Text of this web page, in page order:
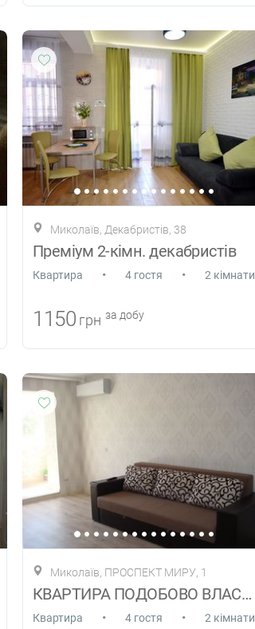
Миколаїв, Декабристів, 38
Преміум 2-кімн. декабристів
Квартира • 4 гостя • 2 кімнати
1150 грн за добу
Миколаїв, ПРОСПЕКТ МИРУ, 1
КВАРТИРА ПОДОБОВО ВЛАСНИК
Квартира • 4 гостя • 2 кімнати